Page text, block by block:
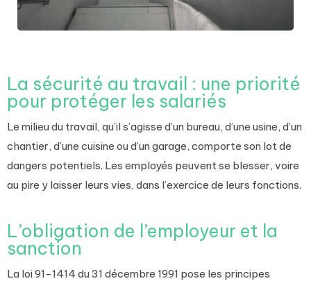
La sécurité au travail : une priorité
pour protéger les salariés
Le milieu du travail, qu’il s’agisse d’un bureau, d’une usine, d’un
chantier, d’une cuisine ou d’un garage, comporte son lot de
dangers potentiels. Les employés peuvent se blesser, voire
au pire y laisser leurs vies, dans l’exercice de leurs fonctions.
L’obligation de l’employeur et la
sanction
La loi 91-1414 du 31 décembre 1991 pose les principes